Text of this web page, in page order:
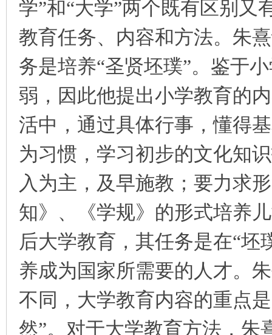
学”和“大学”两个既有区别
教育任务、内容和方法。朱
务是培养“圣贤坯璞”。鉴于
弱，因此他提出小学教育的
活中，通过具体行事，懂得
为习惯，学习初步的文化知
入为主，及早施教；要力求
知》、《学规》的形式培养
后大学教育，其任务是在“坯
养成为国家所需要的人才。
不同，大学教育内容的重点
然”。对于大学教育方法，朱